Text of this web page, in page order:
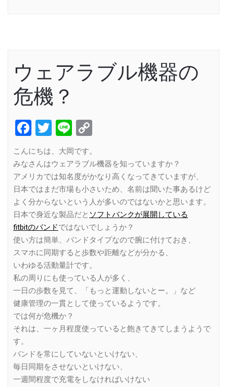
ウェアラブル機器の
危機？
Facebook
Twitter
Line
こんにちは、大岡です。
みなさんはウェアラブル機器を知っていますか？
アメリカでは知名度がかなり高くなってきていますが、
日本ではまだ市場も小さいため、名前は聞いた事あるけど
よく分からないという人が多いのではないかと思います。
日本で身近な製品だと ソフトバンクが展開している
fitbitのバンドではないでしょうか？
使い方は簡単、バンドタイプなので腕に付けておき、
スマホに同期すると歩数や距離などが分かる、
いわゆる活動量計です。
私の周りにも使っている人が多く、
一日の歩数を見て、「もっと運動しないとー。」など
健康管理の一貫として使っているようです。
では何が危機か？
それは、一ヶ月程度使っていると飽きてきてしまうようで
す。
バンドを常にしていないといけない、
毎日同期をさせないといけない、
一週間程度で充電をしなければいけない